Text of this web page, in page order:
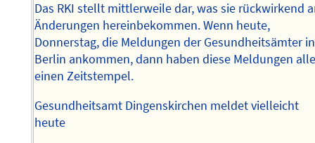
Das RKI stellt mittlerweile dar, was sie rückwirkend
Änderungen hereinbekommen. Wenn heute,
Donnerstag, die Meldungen der Gesundheitsämter in
Berlin ankommen, dann haben diese Meldungen
einen Zeitstempel.
Gesundheitsamt Dingenskirchen meldet vielleicht
heute